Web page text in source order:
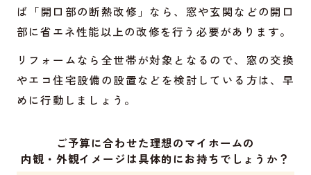
ば「開口部の断熱改修」なら、窓や玄関などの開口
部に省エネ性能以上の改修を行う必要があります。
リフォームなら全世帯が対象となるので、窓の交換
やエコ住宅設備の設置などを検討している方は、早
めに行動しましょう。
ご予算に合わせた理想のマイホームの
内観・外観イメージは具体的にお持ちでしょうか？